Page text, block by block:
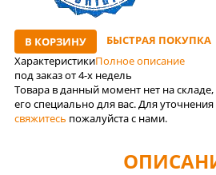
В КОРЗИНУ
БЫСТРАЯ ПОКУПКА
ХарактеристикиПолное описание
под заказ от 4-x недель
Товара в данный момент нет на
его специально для вас. Для уточнения
свяжитесь пожалуйста с нами.